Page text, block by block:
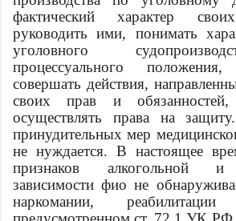
фактический характер
руководить ими, понимать
уголовного
процессуального положения,
совершать действия,
своих прав и обязанностей,
осуществлять права на
принудительных мер
не нуждается. В настоящее
признаков алкогольной и
зависимостифио не
наркомании,